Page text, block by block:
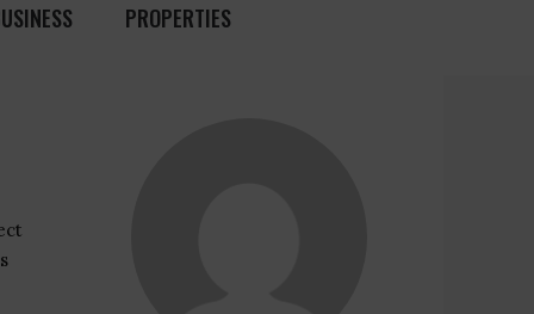
PROPERTIES